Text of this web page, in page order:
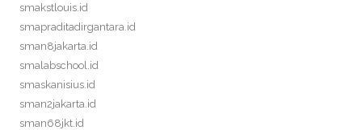
smakstlouis.id
smapraditadirgantara.id
sman8jakarta.id
smalabschool.id
smaskanisius.id
sman2jakarta.id
sman68jkt.id